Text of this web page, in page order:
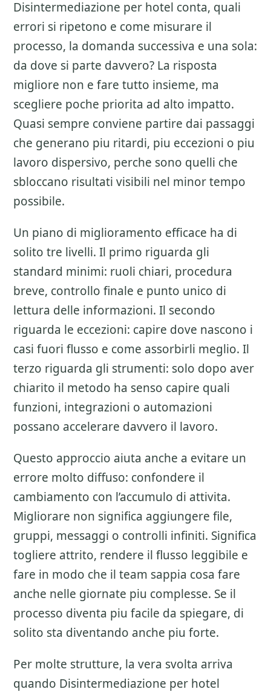
Disintermediazione per hotel conta, quali
errori si ripetono e come misurare il
processo, la domanda successiva e una sola:
da dove si parte davvero? La risposta
migliore non e fare tutto insieme, ma
scegliere poche priorita ad alto impatto.
Quasi sempre conviene partire dai passaggi
che generano piu ritardi, piu eccezioni o piu
lavoro dispersivo, perche sono quelli che
sbloccano risultati visibili nel minor tempo
possibile.
Un piano di miglioramento efficace ha di
solito tre livelli. Il primo riguarda gli
standard minimi: ruoli chiari, procedura
breve, controllo finale e punto unico di
lettura delle informazioni. Il secondo
riguarda le eccezioni: capire dove nascono i
casi fuori flusso e come assorbirli meglio. Il
terzo riguarda gli strumenti: solo dopo aver
chiarito il metodo ha senso capire quali
funzioni, integrazioni o automazioni
possano accelerare davvero il lavoro.
Questo approccio aiuta anche a evitare un
errore molto diffuso: confondere il
cambiamento con l’accumulo di attivita.
Migliorare non significa aggiungere file,
gruppi, messaggi o controlli infiniti. Significa
togliere attrito, rendere il flusso leggibile e
fare in modo che il team sappia cosa fare
anche nelle giornate piu complesse. Se il
processo diventa piu facile da spiegare, di
solito sta diventando anche piu forte.
Per molte strutture, la vera svolta arriva
quando Disintermediazione per hotel